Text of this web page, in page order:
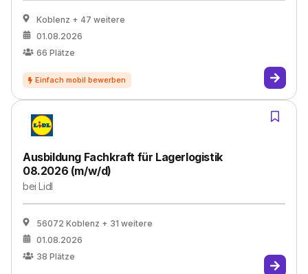
Koblenz + 47 weitere
01.08.2026
66 Plätze
Ausbildung Fachkraft für Lagerlogistik
08.2026 (m/w/d)
beiLidl
56072 Koblenz + 31 weitere
01.08.2026
38 Plätze